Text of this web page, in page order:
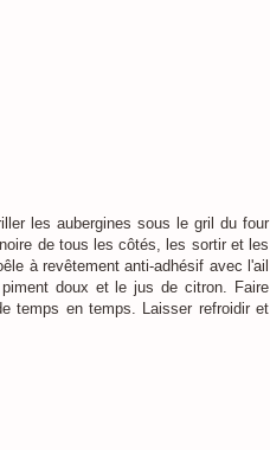
les aubergines sous le gril du four
de tous les côtés, les sortir et les
à revêtement anti-adhésif avec l'ail
doux et le jus de citron. Faire
temps en temps. Laisser refroidir et